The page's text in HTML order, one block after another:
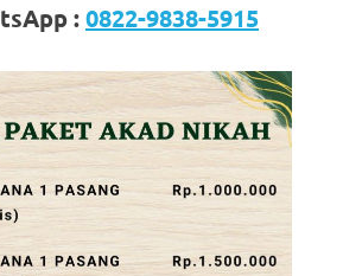
:0822-9838-5915